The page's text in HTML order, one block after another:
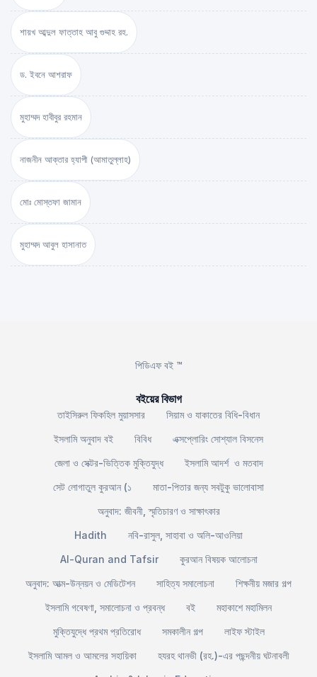
শায়খ আব্দুল ফাত্তাহ আবু গুদ্দাহ রহ.
ড. ইবনে আশরাফ
মুহাম্মদ হাবীবুর রহমান
নাজনীন আক্তার হ্যাপী (আমাতুল্লাহ)
মোঃ মোস্তফা জামান
মুহাম্মদ আবুল হাসানাত
পিডিএফ বই ™
বইয়ের বিভাগ
তাইসিরুল ফিকহিল মুয়াসসার
সিয়াম ও যাকাতের বিধি-বিধান
ইসলামি অনুবাদ বই
বিবিধ
এক্সপ্লোরিং সোশ্যাল বিসনেস
জেলা ও সেক্টর-ভিত্তিক মুক্তিযুদ্ধ
ইসলামি আদর্শ ও মতবাদ
সেট লোগাতুল কুরআন (১
মাতা-পিতার জন্য সবটুকু ভালোবাসা
অনুবাদ: জীবনী, স্মৃতিচারণ ও সাক্ষাৎকার
Hadith
নবি-রাসুল, সাহাবা ও অলি-আওলিয়া
Al-Quran and Tafsir
কুরআন বিষয়ক আলোচনা
অনুবাদ: আত্ম-উন্নয়ন ও মেডিটেশন
সাহিত্য সমালোচনা
শিক্ষনীয় মজার গল্প
ইসলামি গবেষণা, সমালোচনা ও প্রবন্ধ
বই
মহাকাশে মহামিলন
মুক্তিযুদ্ধে প্রথম প্রতিরোধ
সমকালীন গল্প
লাইফ স্টাইল
ইসলামি আমল ও আমলের সহায়িকা
হযরহ থানভী (রহ.)-এর পছন্দনীয় ঘটনাবলী